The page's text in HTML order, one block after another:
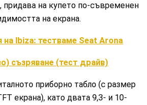
придава на купето по-съвременен
на екрана.
на Ibiza: тестваме Seat Arona
съзряване (тест драйв)
приборно табло (с размер
екрана), като двата 9,3- и 10-